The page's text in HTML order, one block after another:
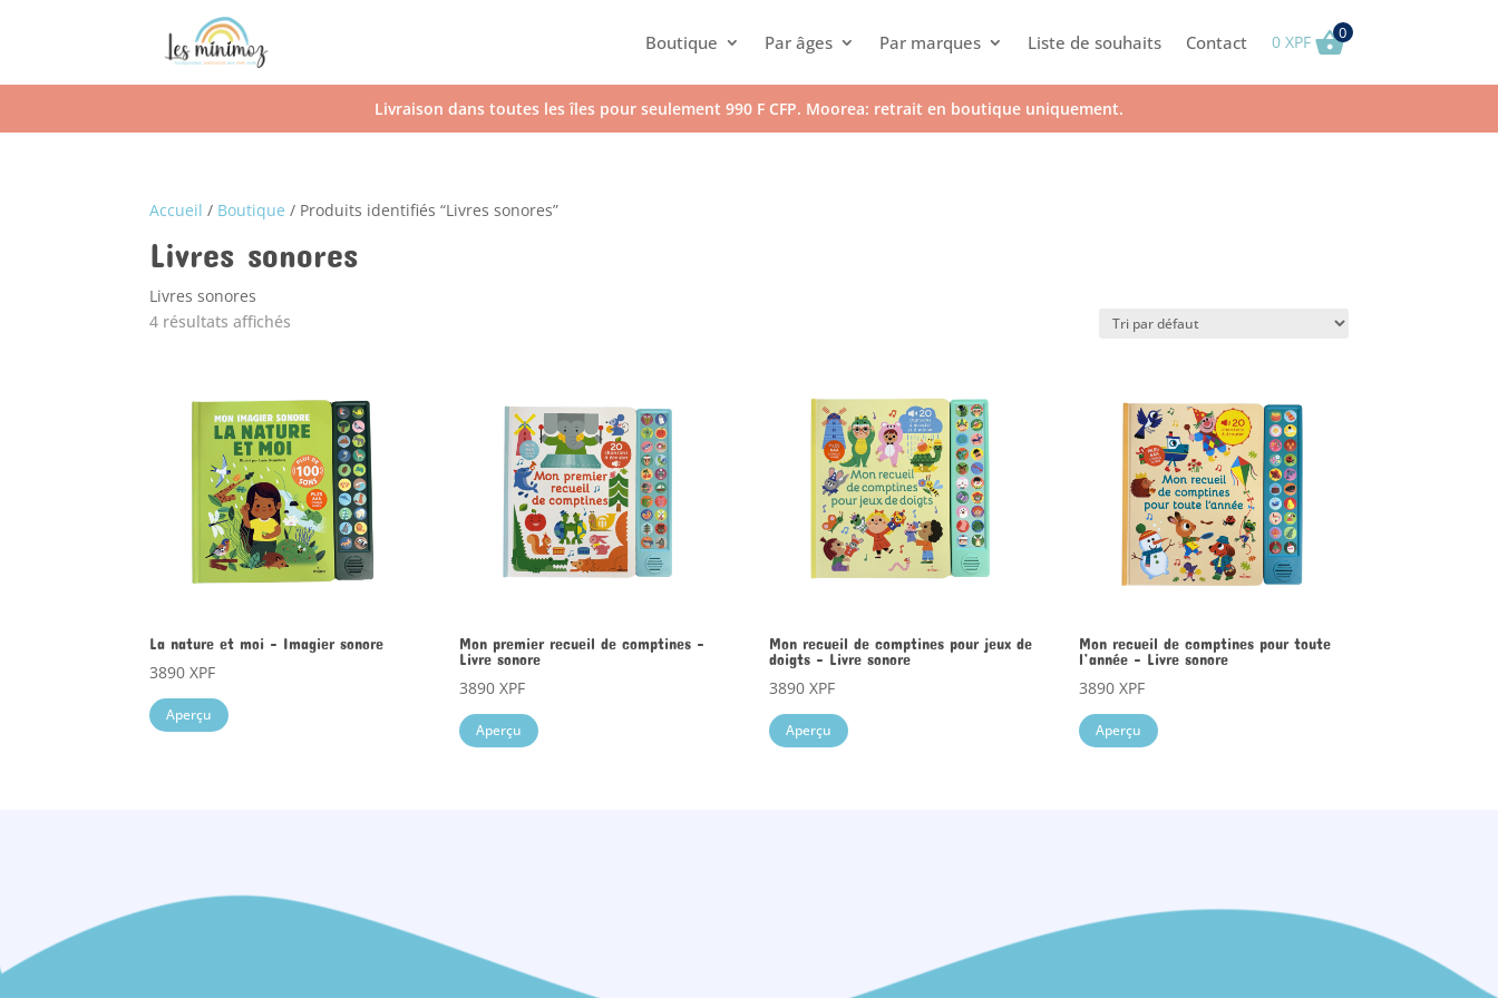
Boutique Par âges Par marques Liste de souhaits Contact 0 XPF 0
Livraison dans toutes les îles pour seulement 990 F CFP. Moorea: retrait en boutique uniquement.
Accueil / Boutique / Produits identifiés “Livres sonores”
Livres sonores
Livres sonores
4 résultats affichés
La nature et moi – Imagier sonore
3890XPF
Aperçu
Mon premier recueil de comptines –
Livre sonore
3890XPF
Aperçu
Mon recueil de comptines pour jeux de
doigts – Livre sonore
3890XPF
Aperçu
Mon recueil de comptines pour toute
l’année – Livre sonore
3890XPF
Aperçu